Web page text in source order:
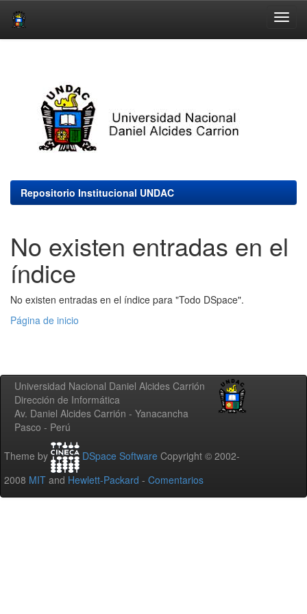
Repositorio Institucional UNDAC
No existen entradas en el
índice
No existen entradas en el índice para "Todo DSpace".
Página de inicio
Universidad Nacional Daniel Alcides Carrión
Dirección de Informática
Av. Daniel Alcides Carrión - Yanacancha
Pasco - Perú
Theme by DSpace Software Copyright © 2002-
2008 MIT and Hewlett-Packard - Comentarios